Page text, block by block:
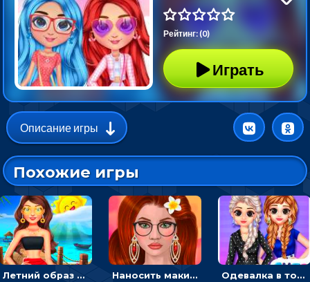
Рейтинг: (0)
Играть
Описание игры
Похожие игры
Летний образ для подруг: переодевать девочек для прогулки Наносить макияж и делать прическу для корейской принцессы Одевалка в точку и полоску: создавать образы для принцесс и фотографировать